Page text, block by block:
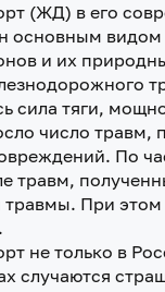
(ЖД) в его
основным
и их
сила тяги,
число
По
травм,
травмы. При
не только в
случаются